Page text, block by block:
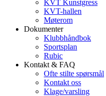
KVT Kunstgress
KVT-hallen
Møterom
Dokumenter
Klubbhåndbok
Sportsplan
Rubic
Kontakt & FAQ
Ofte stilte spørsmål
Kontakt oss
Klage/varsling